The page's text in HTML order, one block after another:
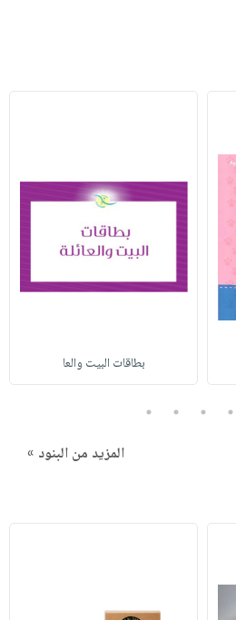
بطاقات البيت والعا
2
3
4
5
المزيد من البنود »